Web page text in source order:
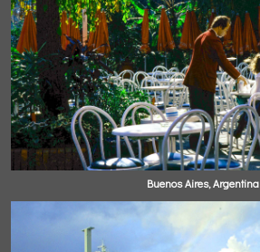
Buenos Aires, Argentina